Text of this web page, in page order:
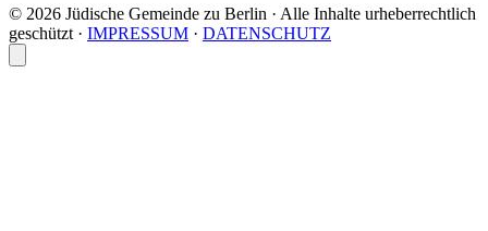
© 2026 Jüdische Gemeinde zu Berlin · Alle Inhalte urheberrechtlich
geschützt · IMPRESSUM · DATENSCHUTZ